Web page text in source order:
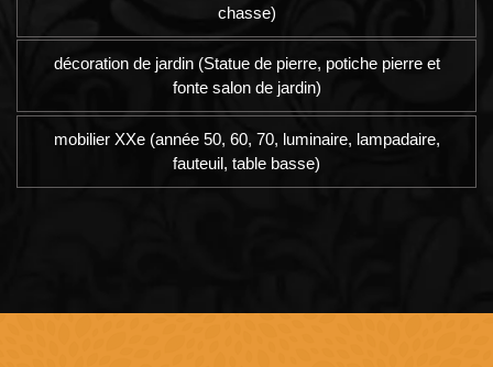
chasse)
décoration de jardin (Statue de pierre, potiche pierre et
fonte salon de jardin)
mobilier XXe (année 50, 60, 70, luminaire, lampadaire,
fauteuil, table basse)